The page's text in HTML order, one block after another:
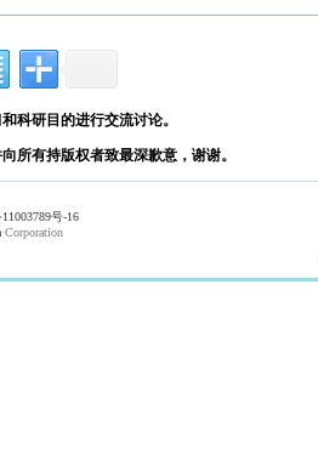
科研目的进行交流讨论。
所有持版权者致最深歉意，谢谢。
号-16
Corporation